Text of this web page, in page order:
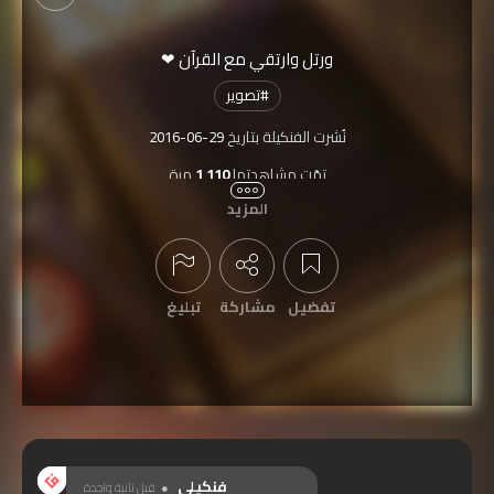
ورتل وارتقي مع القرآن ❤
#تصوير
نُشرت الفنكيلة بتاريخ2016-06-29
تمّت مشاهدتها1,110 مرة
روحانية رمضان بعدستك
المزيد
تفضيل مشاركة تبليغ
فنكيلي قبل ثانية واحدة